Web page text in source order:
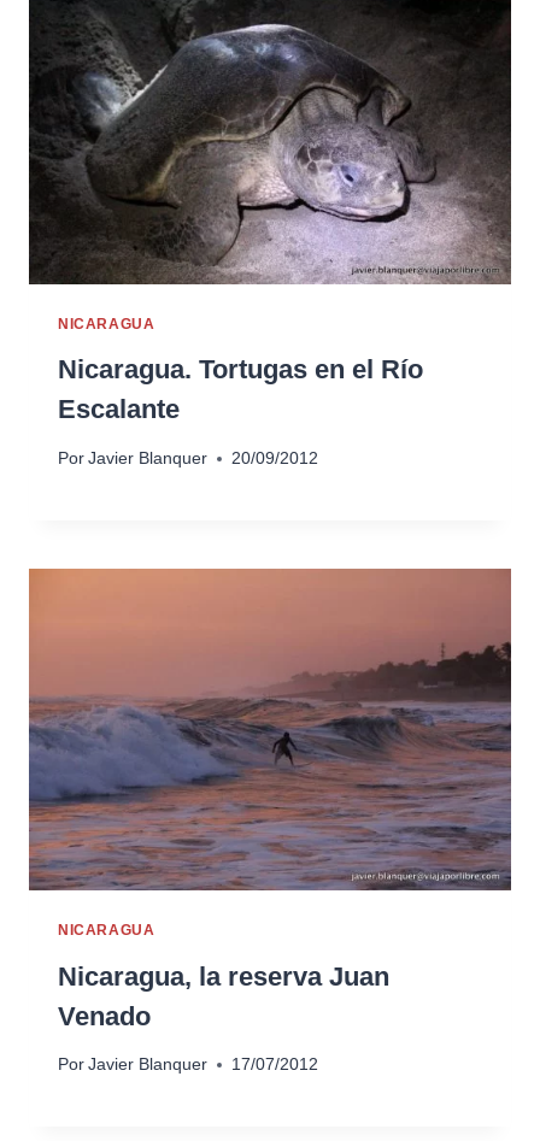
NICARAGUA
Nicaragua. Tortugas en el Río
Escalante
Por Javier Blanquer 20/09/2012
NICARAGUA
Nicaragua, la reserva Juan
Venado
Por Javier Blanquer 17/07/2012